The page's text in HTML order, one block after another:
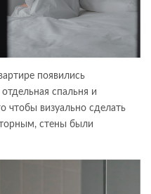
появились
спальня и
чтобы визуально сделать
стены были